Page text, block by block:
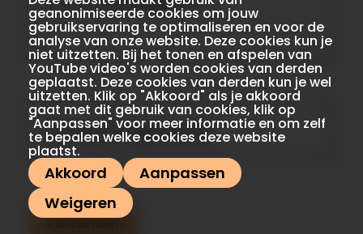
geanonimiseerde cookies om jouw
gebruikservaring te optimaliseren en voor de
analyse van onze website. Deze cookies kun je
niet uitzetten. Bij het tonen en afspelen van
YouTube video's worden cookies van derden
geplaatst. Deze cookies van derden kun je wel
uitzetten. Klik op "Akkoord" als je akkoord
gaat met dit gebruik van cookies, klik op
"Aanpassen" voor meer informatie en om zelf
te bepalen welke cookies deze website
plaatst.
Akkoord
Aanpassen
Weigeren
Je naam (optioneel)